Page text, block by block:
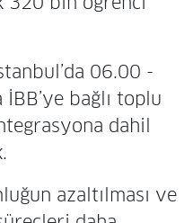
06.00 -
bağlı toplu
dahil
azaltılması ve